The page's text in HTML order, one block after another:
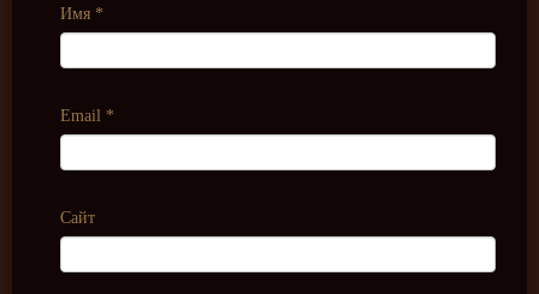
Имя *
Email *
Сайт